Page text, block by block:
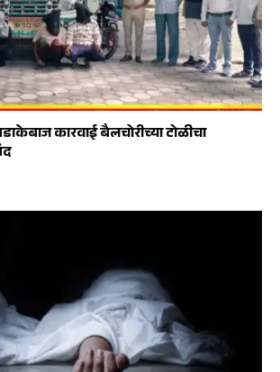
कारवाई बैलचोरीच्या टोळीचा